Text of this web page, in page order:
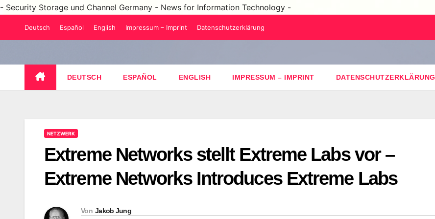
- Security Storage und Channel Germany - News for Information Technology -
Deutsch Español English Impressum – Imprint Datenschutzerklärung
DEUTSCH ESPAÑOL ENGLISH IMPRESSUM – IMPRINT DATENSCHUTZERKLÄRUNG
NETZWERK
Extreme Networks stellt Extreme Labs vor –
Extreme Networks Introduces Extreme Labs
Von Jakob Jung